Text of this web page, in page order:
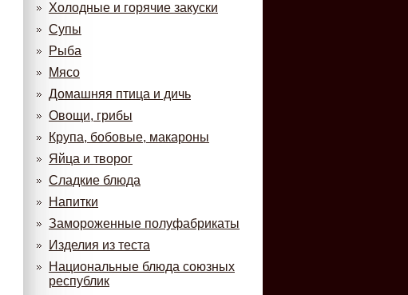
Холодные и горячие закуски
Супы
Рыба
Мясо
Домашняя птица и дичь
Овощи, грибы
Крупа, бобовые, макароны
Яйца и творог
Сладкие блюда
Напитки
Замороженные полуфабрикаты
Изделия из теста
Национальные блюда союзных
республик